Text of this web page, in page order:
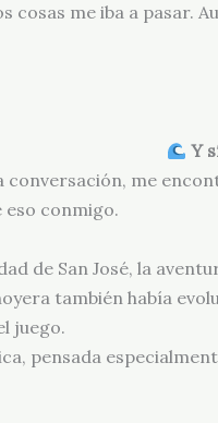
cosas me iba a pasar.
Y
conversación, me
eso conmigo.
de San José, la
también había
juego.
pensada